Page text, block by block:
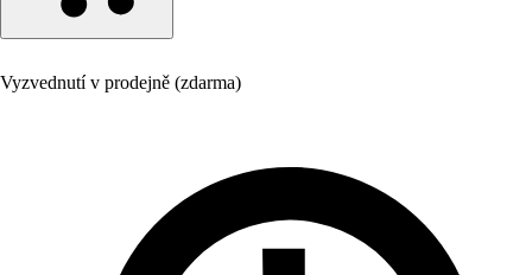
Vyzvednutí v prodejně (zdarma)